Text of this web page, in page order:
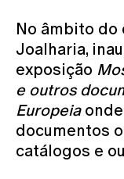
No âmbito do
Joalharia,
exposição
e outros
Europeiaonde
documentos
catálogos e